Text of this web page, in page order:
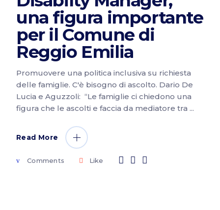
una figura importante
per il Comune di
Reggio Emilia
Promuovere una politica inclusiva su richiesta
delle famiglie. C'è bisogno di ascolto. Dario De
Lucia e Aguzzoli: “Le famiglie ci chiedono una
figura che le ascolti e faccia da mediatore tra
Read More
Comments Like